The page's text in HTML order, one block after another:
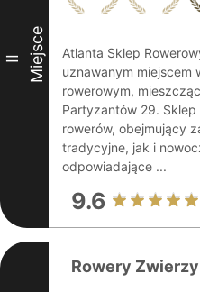
II Miejsce
Atlanta Sklep
uznawanym miejscem
rowerowym,
Partyzantów 29.
rowerów, obejmujący
tradycyjne, jak i
odpowiadające ...
9.6
Rowery